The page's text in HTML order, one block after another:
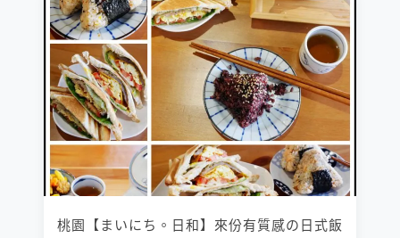
桃園【まいにち。日和】來份有質感の日式飯